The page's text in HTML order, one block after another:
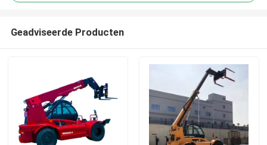
Geadviseerde Producten